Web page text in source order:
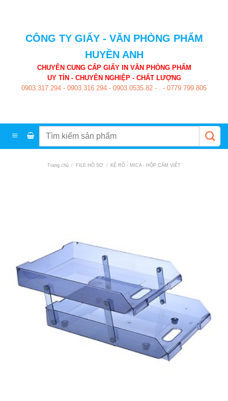
CÔNG TY GIẤY - VĂN PHÒNG PHẨM
HUYỀN ANH
CHUYÊN CUNG CẤP GIẤY IN VĂN PHÒNG PHẨM
UY TÍN - CHUYÊN NGHIỆP - CHẤT LƯỢNG
0903.317.294 - 0903.316.294 - 0903.0535.82 - . - 0779.799.805
Trang chủ / FILE HỒ SƠ / KỆ RỔ - MICA - HỘP CẮM VIẾT